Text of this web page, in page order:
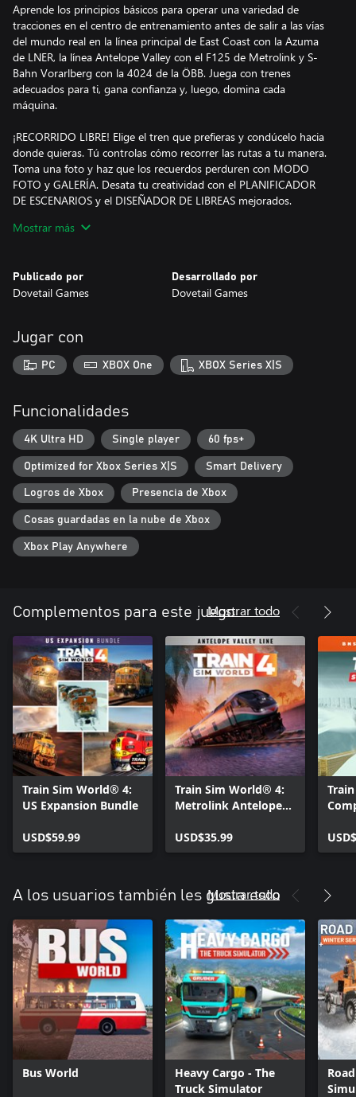
Aprende los principios básicos para operar una variedad de
tracciones en el centro de entrenamiento antes de salir a las vías
del mundo real en la línea principal de East Coast con la Azuma
de LNER, la línea Antelope Valley con el F125 de Metrolink y S-
Bahn Vorarlberg con la 4024 de la ÖBB. Juega con trenes
adecuados para ti, gana confianza y, luego, domina cada
máquina.
¡RECORRIDO LIBRE! Elige el tren que prefieras y condúcelo hacia
donde quieras. Tú controlas cómo recorrer las rutas a tu manera.
Toma una foto y haz que los recuerdos perduren con MODO
FOTO y GALERÍA. Desata tu creatividad con el PLANIFICADOR
DE ESCENARIOS y el DISEÑADOR DE LIBREAS mejorados.
Mostrar más
Publicado por
Dovetail Games
Desarrollado por
Dovetail Games
Jugar con
PC XBOX One XBOX Series X|S
Funcionalidades
4K Ultra HD Single player 60 fps+
Optimized for Xbox Series X|S Smart Delivery
Logros de Xbox Presencia de Xbox
Cosas guardadas en la nube de Xbox
Xbox Play Anywhere
Complementos para este juegoMostrar todo
Train Sim World® 4:
US Expansion Bundle
USD$59.99
Train Sim World® 4:
Metrolink Antelope
Angeles - Lancaster
Route Add-On
USD$35.99
A los usuarios también les gusta esto
Mostrar todo
Bus World
Heavy Cargo - The
Truck Simulator